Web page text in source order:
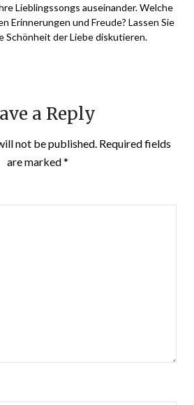
Lieblingssongs auseinander. Welche
Erinnerungen und Freude? Lassen Sie
Schönheit der Liebe diskutieren.
a Reply
not be published. Required fields
are marked*